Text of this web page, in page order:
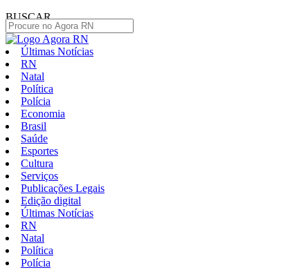
BUSCAR
Últimas Notícias
RN
Natal
Política
Polícia
Economia
Brasil
Saúde
Esportes
Cultura
Serviços
Publicações Legais
Edição digital
Últimas Notícias
RN
Natal
Política
Polícia